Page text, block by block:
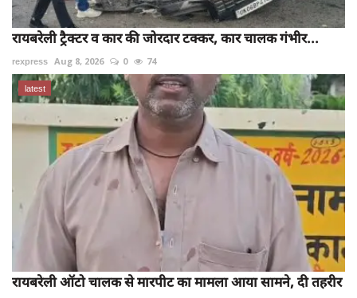
रायबरेली ट्रैक्टर व कार की जोरदार टक्कर, कार चालक गंभीर...
rexpress Aug 8, 2026 0 74
latest
रायबरेली ऑटो चालक से मारपीट का मामला आया सामने, दी तहरीर